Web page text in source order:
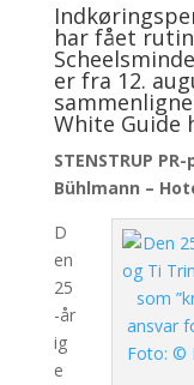
har fået
er fra 12.
White Guide
STENSTRUP
Bühlmann –
D
en
25
-år
ig
e